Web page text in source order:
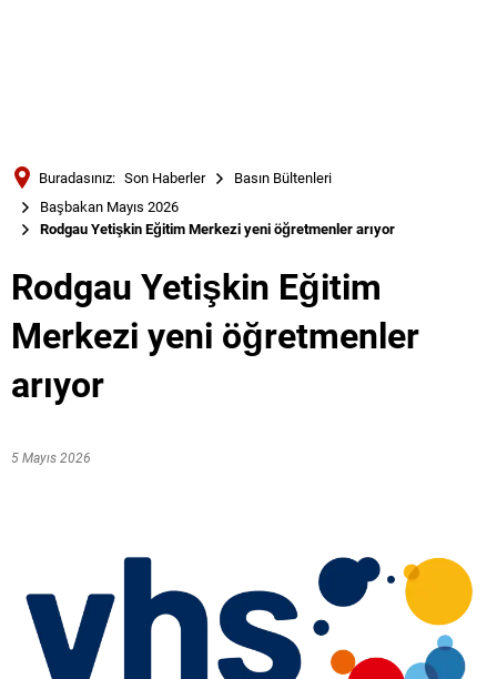
Български
Русский
Deutsch
Buradasınız: Son Haberler
Basın Bültenleri
Başbakan Mayıs 2026
Rodgau Yetişkin Eğitim Merkezi yeni öğretmenler arıyor
Rodgau Yetişkin Eğitim
Merkezi yeni öğretmenler
arıyor
5 Mayıs 2026